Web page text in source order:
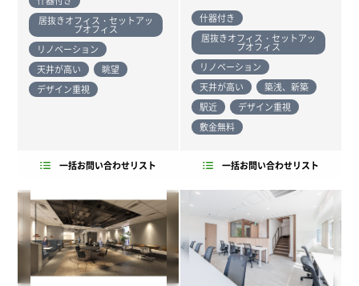
居抜きオフィス・セットアッ
プオフィス
リノベーション
天井が高い
眺望
デザイン重視
一括お問い合わせリスト
什器付き
居抜きオフィス・セットアッ
プオフィス
リノベーション
天井が高い
築浅、新築
駅近
デザイン重視
敷金無料
一括お問い合わせリスト